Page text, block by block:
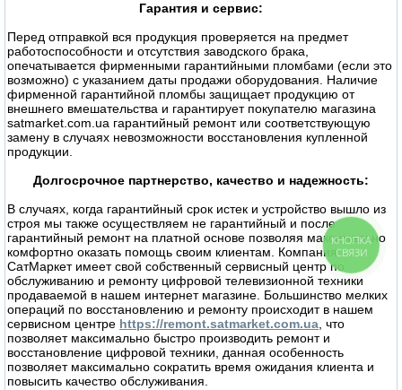
Гарантия и сервис:
Перед отправкой вся продукция проверяется на предмет
работоспособности и отсутствия заводского брака,
опечатывается фирменными гарантийными пломбами (если это
возможно) с указанием даты продажи оборудования. Наличие
фирменной гарантийной пломбы защищает продукцию от
внешнего вмешательства и гарантирует покупателю магазина
satmarket.com.ua гарантийный ремонт или соответствующую
замену в случаях невозможности восстановления купленной
продукции.
Долгосрочное партнерство, качество и надежность:
В случаях, когда гарантийный срок истек и устройство вышло из
строя мы также осуществляем не гарантийный и после
гарантийный ремонт на платной основе позволяя максимально
комфортно оказать помощь своим клиентам. Компания
СатМаркет имеет свой собственный сервисный центр по
обслуживанию и ремонту цифровой телевизионной техники
продаваемой в нашем интернет магазине. Большинство мелких
операций по восстановлению и ремонту происходит в нашем
сервисном центре https://remont.satmarket.com.ua, что
позволяет максимально быстро производить ремонт и
восстановление цифровой техники, данная особенность
позволяет максимально сократить время ожидания клиента и
повысить качество обслуживания.
КНОПКА
СВЯЗИ